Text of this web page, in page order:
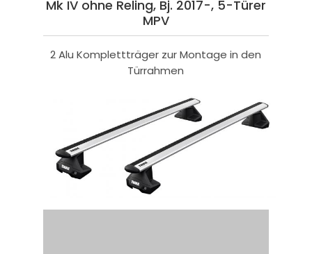
Mk IV ohne Reling, Bj. 2017-, 5-Türer
MPV
2 Alu Komplettträger zur Montage in den
Türrahmen